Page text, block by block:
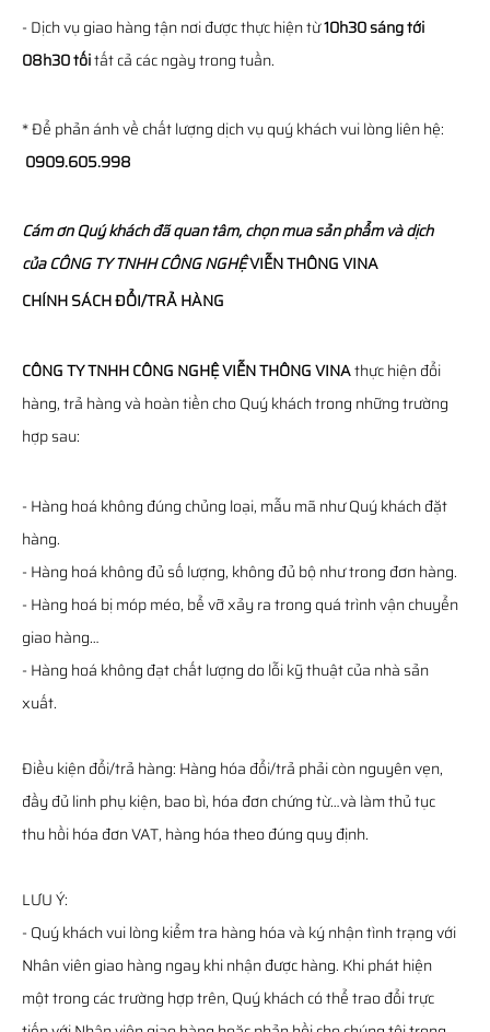
- Dịch vụ giao hàng tận nơi được thực hiện từ10h30 sáng tới
08h30 tốitất cả các ngày trong tuần.
* Để phản ánh về chất lượng dịch vụ quý khách vui lòng liên hệ:
0909.605.998
Cám ơn Quý khách đã quan tâm, chọn mua sản phẩm và dịch
củaCÔNG TY TNHH CÔNG NGHỆVIỄN THÔNGVINA
CHÍNH SÁCH ĐỔI/TRẢ HÀNG
CÔNG TY TNHH CÔNG NGHỆ VIỄN THÔNG VINAthực hiện đổi
hàng, trả hàng và hoàn tiền cho Quý khách trong những trường
hợp sau:
- Hàng hoá không đúng chủng loại, mẫu mã như Quý khách đặt
hàng.
- Hàng hoá không đủ số lượng, không đủ bộ như trong đơn hàng.
- Hàng hoá bị móp méo, bể vỡ xảy ra trong quá trình vận chuyển
giao hàng…
- Hàng hoá không đạt chất lượng do lỗi kỹ thuật của nhà sản
xuất.
Điều kiện đổi/trả hàng: Hàng hóa đổi/trả phải còn nguyên vẹn,
đầy đủ linh phụ kiện, bao bì, hóa đơn chứng từ…và làm thủ tục
thu hồi hóa đơn VAT, hàng hóa theo đúng quy định.
LƯU Ý:
- Quý khách vui lòng kiểm tra hàng hóa và ký nhận tình trạng với
Nhân viên giao hàng ngay khi nhận được hàng. Khi phát hiện
một trong các trường hợp trên, Quý khách có thể trao đổi trực